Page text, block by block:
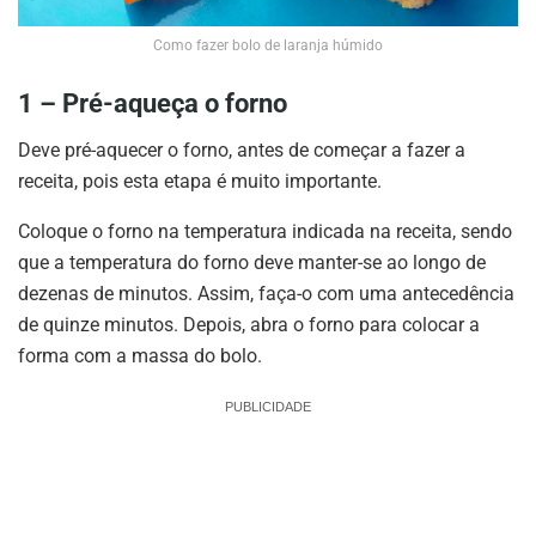
Como fazer bolo de laranja húmido
1 – Pré-aqueça o forno
Deve pré-aquecer o forno, antes de começar a fazer a
receita, pois esta etapa é muito importante.
Coloque o forno na temperatura indicada na receita, sendo
que a temperatura do forno deve manter-se ao longo de
dezenas de minutos. Assim, faça-o com uma antecedência
de quinze minutos. Depois, abra o forno para colocar a
forma com a massa do bolo.
PUBLICIDADE